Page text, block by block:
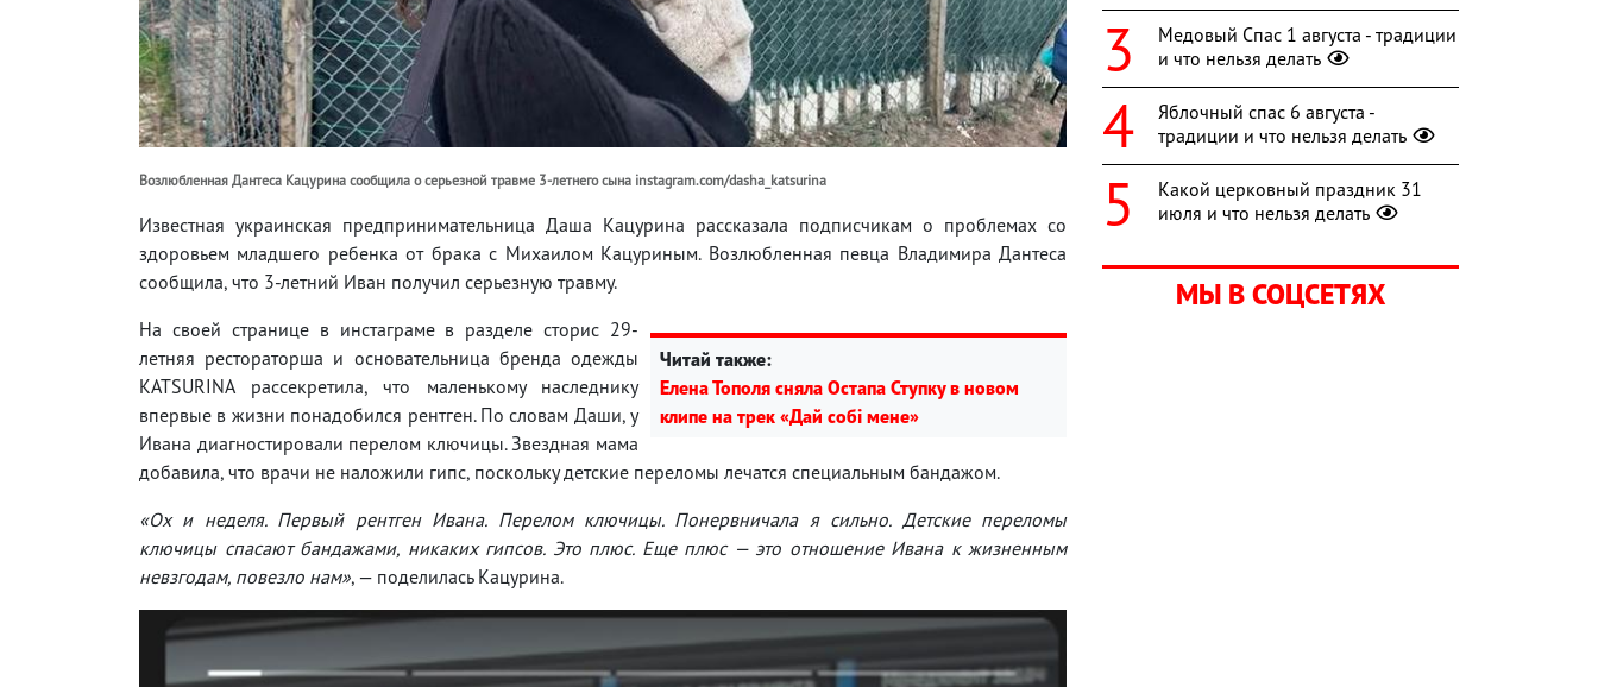
Возлюбленная Дантеса Кацурина сообщила о серьезной травме 3-летнего сына instagram.com/dasha_katsurina
Известная украинская предпринимательница Даша Кацурина рассказала подписчикам о проблемах со
здоровьем младшего ребенка от брака с Михаилом Кацуриным. Возлюбленная певца Владимира Дантеса
сообщила, что 3-летний Иван получил серьезную травму.
Читай также:
Елена Тополя сняла Остапа Ступку в новом
клипе на трек «Дай собі мене»
На своей странице в инстаграме в разделе сторис 29-
летняя рестораторша и основательница бренда одежды
KATSURINA рассекретила, что маленькому наследнику
впервые в жизни понадобился рентген. По словам Даши, у
Ивана диагностировали перелом ключицы. Звездная мама
добавила, что врачи не наложили гипс, поскольку детские переломы лечатся специальным бандажом.
«Ох и неделя. Первый рентген Ивана. Перелом ключицы. Понервничала я сильно. Детские переломы
ключицы спасают бандажами, никаких гипсов. Это плюс. Еще плюс — это отношение Ивана к жизненным
невзгодам, повезло нам», — поделилась Кацурина.
Медовый Спас 1 августа - традиции
и что нельзя делать
Яблочный спас 6 августа -
традиции и что нельзя делать
Какой церковный праздник 31
июля и что нельзя делать
МЫ В СОЦСЕТЯХ